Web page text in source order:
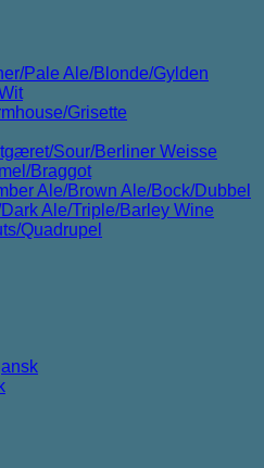
Pale Ale/Blonde/Gylden
Grisette
Sour/Berliner Weisse
Braggot
Ale/Brown Ale/Bock/Dubbel
Ale/Triple/Barley Wine
Quadrupel